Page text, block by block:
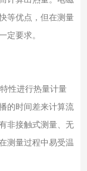
等优点，但在测量
定要求。
性进行热量计量
的时间差来计算流
非接触式测量、无
测量过程中易受温